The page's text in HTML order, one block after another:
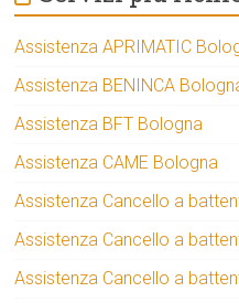
Assistenza APRIMATIC
Assistenza BENINCA
Assistenza BFT Bologna
Assistenza CAME Bologna
Assistenza Cancello a
Assistenza Cancello a
Assistenza Cancello a